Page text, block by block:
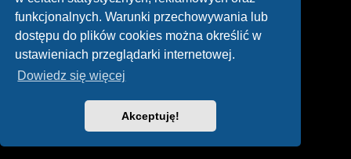
funkcjonalnych. Warunki przechowywania lub
dostępu do plików cookies można określić w
ustawieniach przeglądarki internetowej.
Dowiedz się więcej
Akceptuję!